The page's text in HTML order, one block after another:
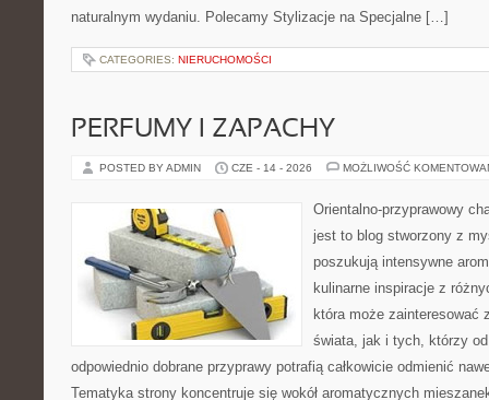
naturalnym wydaniu. Polecamy Stylizacje na Specjalne […]
CATEGORIES: NIERUCHOMOŚCI
PERFUMY I ZAPACHY
POSTED BY ADMIN CZE - 14 - 2026 MOŻLIWOŚĆ
Orientalno-przyprawowy
jest to blog stworzony z
poszukują intensywne
kulinarne inspiracje z
która może zainteresować
świata, jak i tych, którzy
odpowiednio dobrane przyprawy potrafią całkowicie odmienić
Tematyka strony koncentruje się wokół aromatycznych